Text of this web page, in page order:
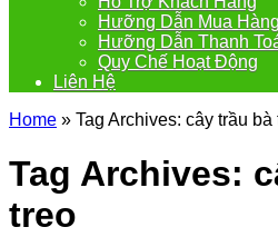
Hưỡng Dẫn Mua Hàng
Hưỡng Dẫn Thanh
Quy Chế Hoạt Động
Liên Hệ
Home » Tag Archives: cây trầu bà
Tag Archives:
treo